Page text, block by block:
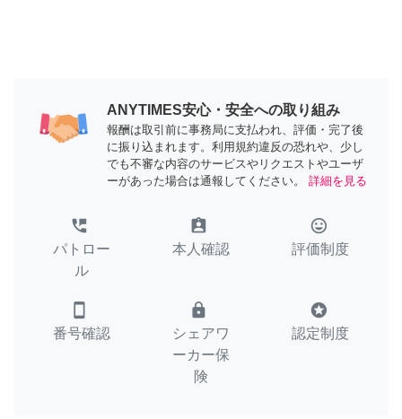
ANYTIMES安心・安全への取り組み
報酬は取引前に事務局に支払われ、評価・完了後
に振り込まれます。利用規約違反の恐れや、少し
でも不審な内容のサービスやリクエストやユーザ
ーがあった場合は通報してください。
詳細を見る
perm_phone_msg
パトロー
ル
assignment_ind
本人確認
tag_faces
評価制度
smartphone
番号確認
lock
シェアワ
ーカー保
険
stars
認定制度